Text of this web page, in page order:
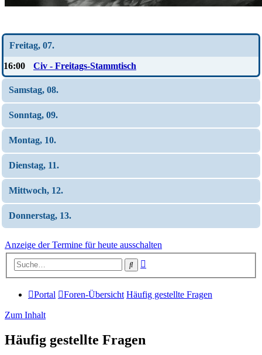
Freitag, 07.
16:00 Civ - Freitags-Stammtisch
Samstag, 08.
Sonntag, 09.
Montag, 10.
Dienstag, 11.
Mittwoch, 12.
Donnerstag, 13.
Anzeige der Termine für heute ausschalten
Suche
Portal Foren-Übersicht Häufig gestellte Fragen
Zum Inhalt
Häufig gestellte Fragen